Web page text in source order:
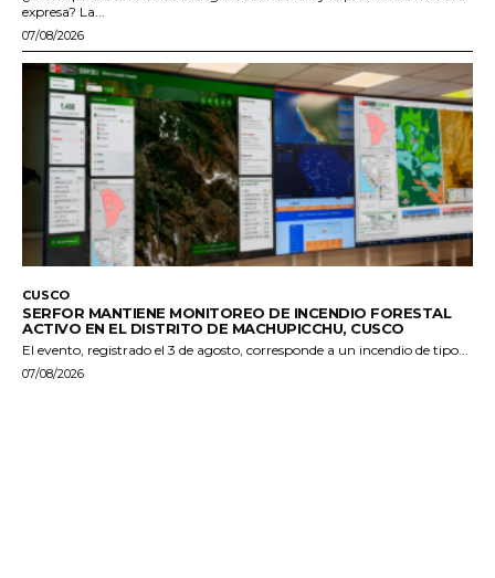
expresa? La...
07/08/2026
CUSCO
SERFOR MANTIENE MONITOREO DE INCENDIO FORESTAL
ACTIVO EN EL DISTRITO DE MACHUPICCHU, CUSCO
El evento, registrado el 3 de agosto, corresponde a un incendio de tipo...
07/08/2026